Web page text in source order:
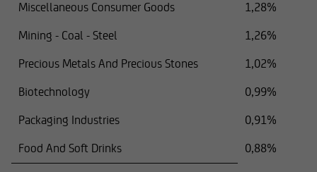
Miscellaneous Consumer Goods
1,28%
Mining - Coal - Steel
1,26%
Precious Metals And Precious Stones
1,02%
Biotechnology
0,99%
Packaging Industries
0,91%
Food And Soft Drinks
0,88%